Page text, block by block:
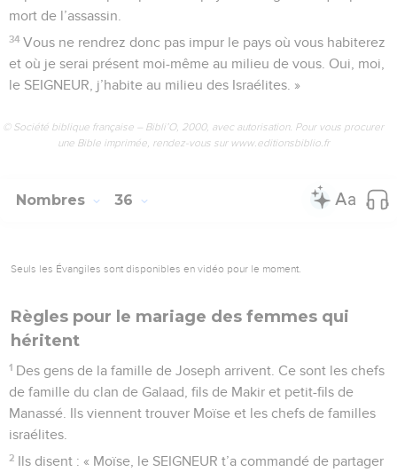
mort de l’assassin.
34 Vous ne rendrez donc pas impur le pays où vous habiterez
et où je serai présent moi-même au milieu de vous. Oui, moi,
le SEIGNEUR, j’habite au milieu des Israélites. »
© Société biblique française – Bibli’O, 2000, avec autorisation. Pour vous procurer
une Bible imprimée, rendez-vous sur www.editionsbiblio.fr
Nombres 36
Seuls les Évangiles sont disponibles en vidéo pour le moment.
Règles pour le mariage des femmes qui
héritent
1 Des gens de la famille de Joseph arrivent. Ce sont les chefs
de famille du clan de Galaad, fils de Makir et petit-fils de
Manassé. Ils viennent trouver Moïse et les chefs de familles
israélites.
2 Ils disent : « Moïse, le SEIGNEUR t’a commandé de partager